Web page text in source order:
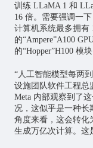
训练 LLaMA 1 和
16 倍。需要强调一
计算机系统最多拥有
的“Ampere”A100
的“Hopper”H100 模块
“人工智能模型每两
设施团队软件工程总
Meta 内部观察到了
况，这似乎是一种长
角度来看，这会转化
生成万亿次计算。这